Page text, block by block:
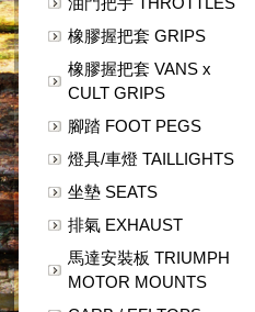
橡膠握把套 GRIPS
橡膠握把套 VANS x
CULT GRIPS
腳踏 FOOT PEGS
燈具/車燈 TAILLIGHTS
坐墊 SEATS
排氣 EXHAUST
馬達安裝板 TRIUMPH
MOTOR MOUNTS